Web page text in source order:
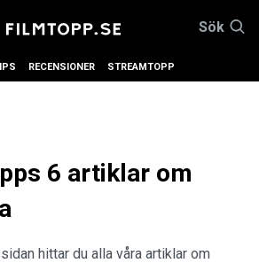
Sök
RECENSIONER STREAMTOPP
6 artiklar om
hittar du alla våra artiklar om